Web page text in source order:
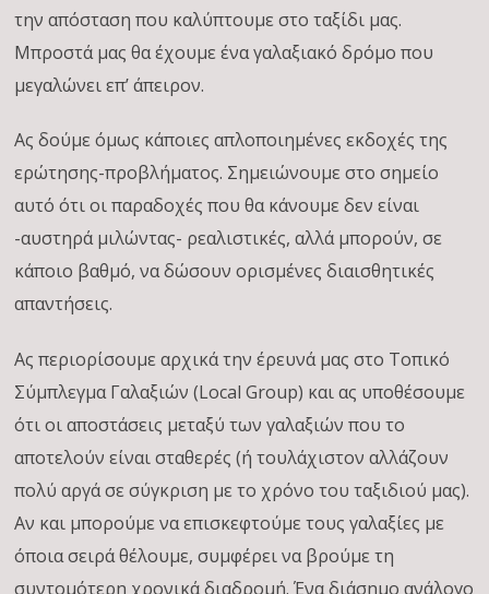
την απόσταση που καλύπτουμε στο ταξίδι μας.
Μπροστά μας θα έχουμε ένα γαλαξιακό δρόμο που
μεγαλώνει επ’ άπειρον.
Ας δούμε όμως κάποιες απλοποιημένες εκδοχές της
ερώτησης-προβλήματος. Σημειώνουμε στο σημείο
αυτό ότι οι παραδοχές που θα κάνουμε δεν είναι
-αυστηρά μιλώντας- ρεαλιστικές, αλλά μπορούν, σε
κάποιο βαθμό, να δώσουν ορισμένες διαισθητικές
απαντήσεις.
Ας περιορίσουμε αρχικά την έρευνά μας στο Τοπικό
Σύμπλεγμα Γαλαξιών (Local Group) και ας υποθέσουμε
ότι οι αποστάσεις μεταξύ των γαλαξιών που το
αποτελούν είναι σταθερές (ή τουλάχιστον αλλάζουν
πολύ αργά σε σύγκριση με το χρόνο του ταξιδιού μας).
Αν και μπορούμε να επισκεφτούμε τους γαλαξίες με
όποια σειρά θέλουμε, συμφέρει να βρούμε τη
συντομότερη χρονικά διαδρομή. Ένα διάσημο ανάλογο